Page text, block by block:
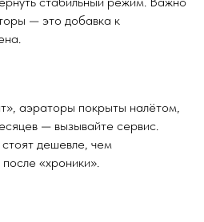
— это добавка к
аэраторы покрыты налётом,
— вызывайте сервис.
дешевле, чем
«хроники».